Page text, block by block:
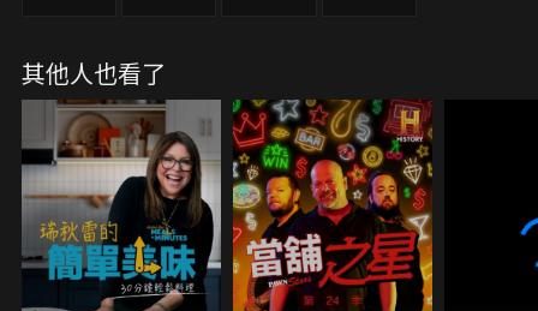
其他人也看了